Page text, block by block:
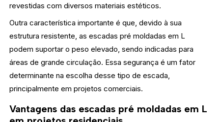
revestidas com diversos materiais estéticos.
Outra característica importante é que, devido à sua
estrutura resistente, as escadas pré moldadas em L
podem suportar o peso elevado, sendo indicadas para
áreas de grande circulação. Essa segurança é um fator
determinante na escolha desse tipo de escada,
principalmente em projetos comerciais.
Vantagens das escadas pré moldadas em L